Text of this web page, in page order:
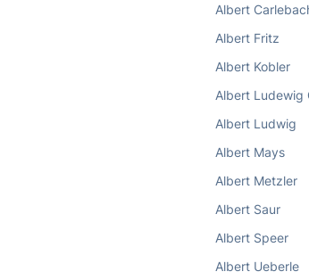
Albert
Albert Fritz
Albert Kobler
Albert Ludewig
Albert Ludwig
Albert Mays
Albert Metzler
Albert Saur
Albert Speer
Albert Ueberle